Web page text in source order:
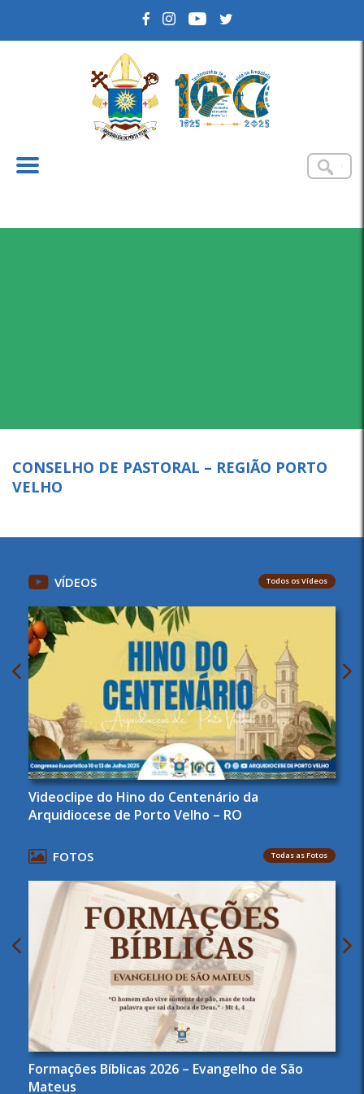
CONSELHO DE PASTORAL – REGIÃO PORTO
VELHO
VÍDEOS Todos os Vídeos
Videoclipe do Hino do Centenário da
Arquidiocese de Porto Velho – RO
FOTOS Todas as Fotos
Formações Bíblicas 2026 – Evangelho de São
Mateus